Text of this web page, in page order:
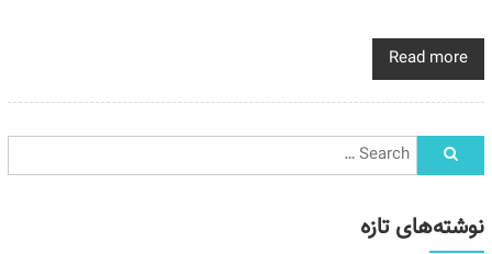
Read more
نوشته‌های تازه